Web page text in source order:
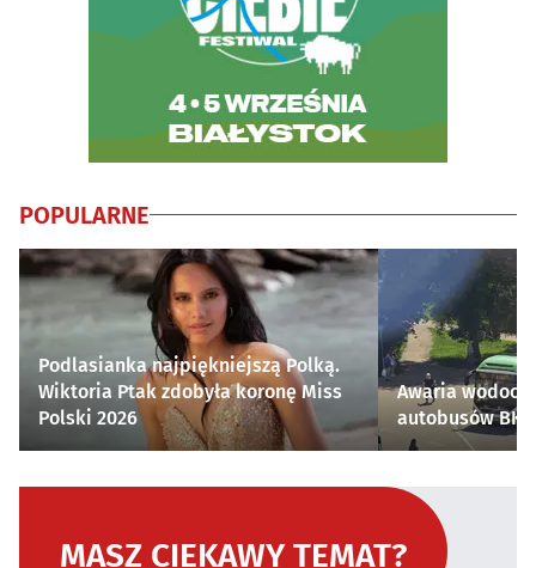
POPULARNE
Podlasianka najpiękniejszą Polką.
Wiktoria Ptak zdobyła koronę Miss
Polski 2026
Awaria
autobusów
MASZ CIEKAWY TEMAT?